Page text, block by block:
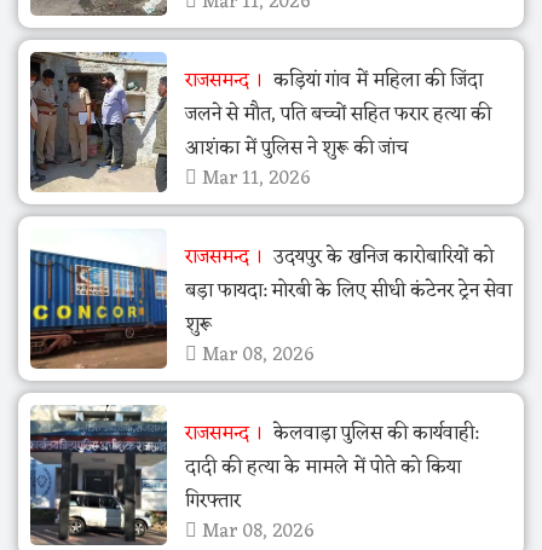
राजसमन्द
कड़ियां गांव में महिला की जिंदा
जलने से मौत, पति बच्चों सहित फरार हत्या की
आशंका में पुलिस ने शुरू की जांच
Mar 11, 2026
राजसमन्द
उदयपुर के खनिज कारोबारियों को
बड़ा फायदा: मोरबी के लिए सीधी कंटेनर ट्रेन सेवा
शुरू
Mar 08, 2026
राजसमन्द
केलवाड़ा पुलिस की कार्यवाही:
दादी की हत्या के मामले में पोते को किया
गिरफ्तार
Mar 08, 2026